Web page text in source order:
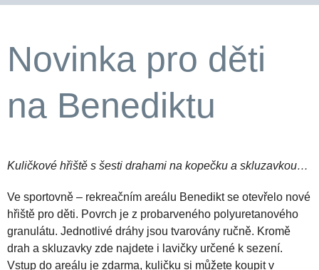
Novinka pro děti
na Benediktu
Kuličkové hřiště s šesti drahami na kopečku a skluzavkou…
Ve sportovně – rekreačním areálu Benedikt se otevřelo nové
hřiště pro děti. Povrch je z probarveného polyuretanového
granulátu. Jednotlivé dráhy jsou tvarovány ručně. Kromě
drah a skluzavky zde najdete i lavičky určené k sezení.
Vstup do areálu je zdarma, kuličku si můžete koupit v